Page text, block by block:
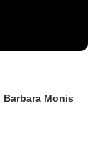
Barbara Monis